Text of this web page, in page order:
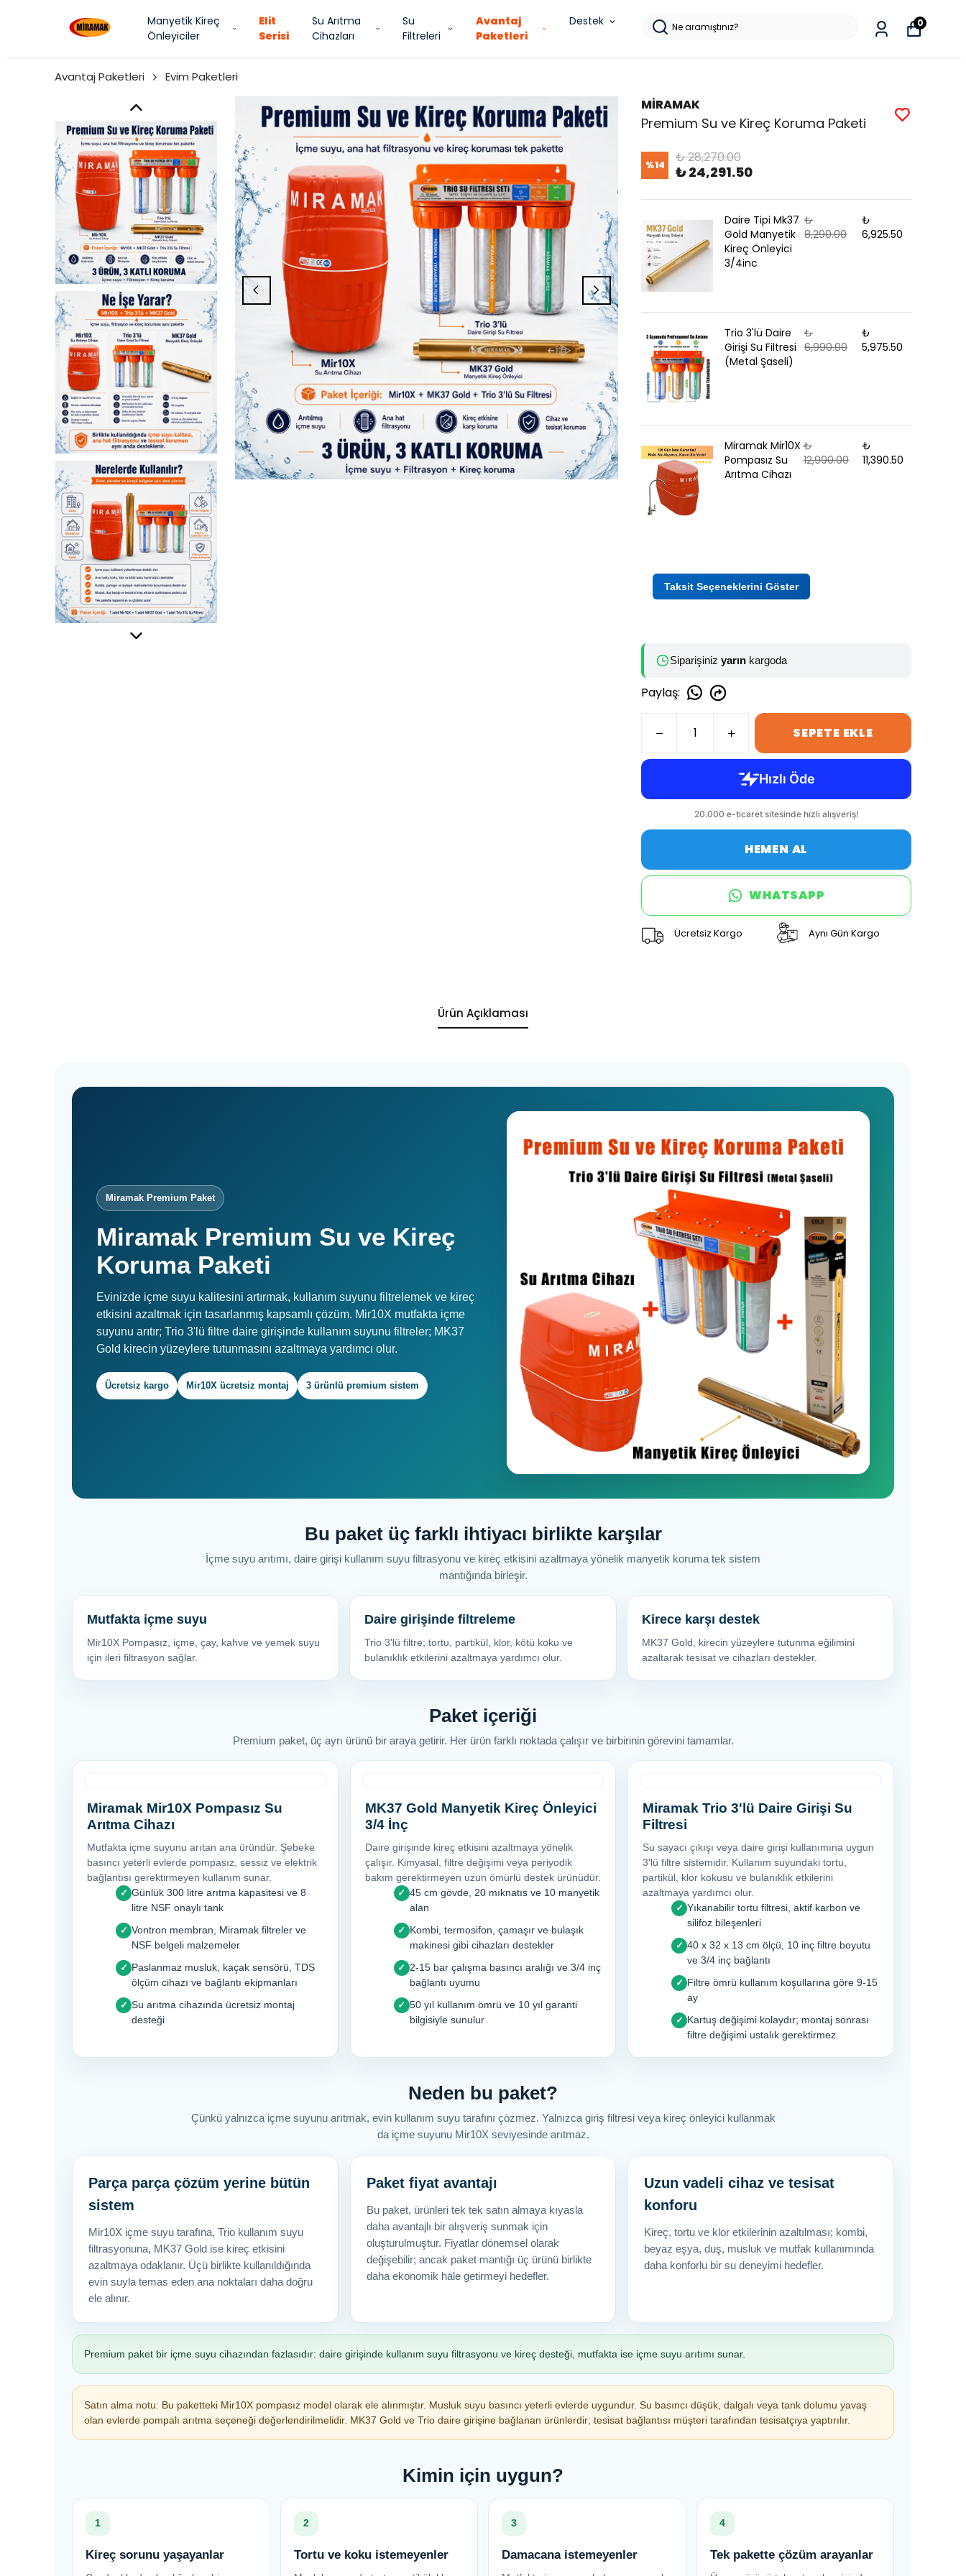
Manyetik Kireç
Önleyiciler
Elit
Serisi
Su Arıtma
Cihazları
Su
Filtreleri
Avantaj
Paketleri
Destek 0
Avantaj Paketleri Evim Paketleri
MİRAMAK
Premium Su ve Kireç Koruma Paketi
%14 ₺ 28,270.00
₺ 24,291.50
Daire Tipi Mk37
Gold Manyetik
Kireç Önleyici
3/4inc
₺
8,290.00
₺
6,925.50
Trio 3'lü Daire
Girişi Su Filtresi
(Metal Şaseli)
₺
6,990.00
₺
5,975.50
Miramak Mir10X
Pompasız Su
Arıtma Cihazı
₺
12,990.00
₺
11,390.50
Taksit Seçeneklerini Göster
Siparişiniz yarın kargoda
Paylaş:
SEPETE EKLE
HEMEN AL
WHATSAPP
Ücretsiz Kargo Aynı Gün Kargo
Ürün Açıklaması
Miramak Premium Paket
Miramak Premium Su ve Kireç
Koruma Paketi
Evinizde içme suyu kalitesini artırmak, kullanım suyunu filtrelemek ve kireç
etkisini azaltmak için tasarlanmış kapsamlı çözüm. Mir10X mutfakta içme
suyunu arıtır; Trio 3'lü filtre daire girişinde kullanım suyunu filtreler; MK37
Gold kirecin yüzeylere tutunmasını azaltmaya yardımcı olur.
Ücretsiz kargo Mir10X ücretsiz montaj 3 ürünlü premium sistem
Bu paket üç farklı ihtiyacı birlikte karşılar
İçme suyu arıtımı, daire girişi kullanım suyu filtrasyonu ve kireç etkisini azaltmaya yönelik manyetik koruma tek sistem
mantığında birleşir.
Mutfakta içme suyu
Mir10X Pompasız, içme, çay, kahve ve yemek suyu
için ileri filtrasyon sağlar.
Daire girişinde filtreleme
Trio 3'lü filtre; tortu, partikül, klor, kötü koku ve
bulanıklık etkilerini azaltmaya yardımcı olur.
Kirece karşı destek
MK37 Gold, kirecin yüzeylere tutunma eğilimini
azaltarak tesisat ve cihazları destekler.
Paket içeriği
Premium paket, üç ayrı ürünü bir araya getirir. Her ürün farklı noktada çalışır ve birbirinin görevini tamamlar.
Miramak Mir10X Pompasız Su
Arıtma Cihazı
Mutfakta içme suyunu arıtan ana üründür. Şebeke
basıncı yeterli evlerde pompasız, sessiz ve elektrik
bağlantısı gerektirmeyen kullanım sunar.
✓ Günlük 300 litre arıtma kapasitesi ve 8
litre NSF onaylı tank
✓ Vontron membran, Miramak filtreler ve
NSF belgeli malzemeler
✓ Paslanmaz musluk, kaçak sensörü, TDS
ölçüm cihazı ve bağlantı ekipmanları
✓ Su arıtma cihazında ücretsiz montaj
desteği
MK37 Gold Manyetik Kireç Önleyici
3/4 İnç
Daire girişinde kireç etkisini azaltmaya yönelik
çalışır. Kimyasal, filtre değişimi veya periyodik
bakım gerektirmeyen uzun ömürlü destek ürünüdür.
✓ 45 cm gövde, 20 mıknatıs ve 10 manyetik
alan
✓ Kombi, termosifon, çamaşır ve bulaşık
makinesi gibi cihazları destekler
✓ 2-15 bar çalışma basıncı aralığı ve 3/4 inç
bağlantı uyumu
✓ 50 yıl kullanım ömrü ve 10 yıl garanti
bilgisiyle sunulur
Miramak Trio 3'lü Daire Girişi Su
Filtresi
Su sayacı çıkışı veya daire girişi kullanımına uygun
3'lü filtre sistemidir. Kullanım suyundaki tortu,
partikül, klor kokusu ve bulanıklık etkilerini
azaltmaya yardımcı olur.
✓ Yıkanabilir tortu filtresi, aktif karbon ve
silifoz bileşenleri
✓ 40 x 32 x 13 cm ölçü, 10 inç filtre boyutu
ve 3/4 inç bağlantı
✓ Filtre ömrü kullanım koşullarına göre 9-15
ay
✓ Kartuş değişimi kolaydır; montaj sonrası
filtre değişimi ustalık gerektirmez
Neden bu paket?
Çünkü yalnızca içme suyunu arıtmak, evin kullanım suyu tarafını çözmez. Yalnızca giriş filtresi veya kireç önleyici kullanmak
da içme suyunu Mir10X seviyesinde arıtmaz.
Parça parça çözüm yerine bütün
sistem
Mir10X içme suyu tarafına, Trio kullanım suyu
filtrasyonuna, MK37 Gold ise kireç etkisini
azaltmaya odaklanır. Üçü birlikte kullanıldığında
evin suyla temas eden ana noktaları daha doğru
ele alınır.
Paket fiyat avantajı
Bu paket, ürünleri tek tek satın almaya kıyasla
daha avantajlı bir alışveriş sunmak için
oluşturulmuştur. Fiyatlar dönemsel olarak
değişebilir; ancak paket mantığı üç ürünü birlikte
daha ekonomik hale getirmeyi hedefler.
Uzun vadeli cihaz ve tesisat
konforu
Kireç, tortu ve klor etkilerinin azaltılması; kombi,
beyaz eşya, duş, musluk ve mutfak kullanımında
daha konforlu bir su deneyimi hedefler.
Premium paket bir içme suyu cihazından fazlasıdır: daire girişinde kullanım suyu filtrasyonu ve kireç desteği, mutfakta ise içme suyu arıtımı sunar.
Satın alma notu: Bu paketteki Mir10X pompasız model olarak ele alınmıştır. Musluk suyu basıncı yeterli evlerde uygundur. Su basıncı düşük, dalgalı veya tank dolumu yavaş
olan evlerde pompalı arıtma seçeneği değerlendirilmelidir. MK37 Gold ve Trio daire girişine bağlanan ürünlerdir; tesisat bağlantısı müşteri tarafından tesisatçıya yaptırılır.
Kimin için uygun?
1
Kireç sorunu yaşayanlar
2
Tortu ve koku istemeyenler
3
Damacana istemeyenler
4
Tek pakette çözüm arayanlar